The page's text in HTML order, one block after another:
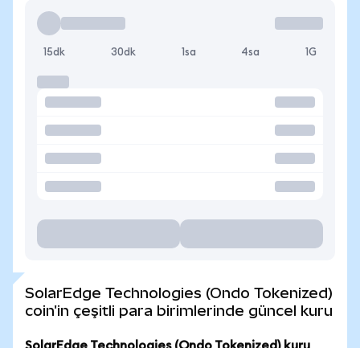
15dk 30dk 1sa 4sa 1G
SolarEdge Technologies (Ondo Tokenized)
coin'in çeşitli para birimlerinde güncel kuru